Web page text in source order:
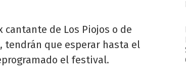
de Los Piojos o de
tendrán que esperar hasta el
el festival.